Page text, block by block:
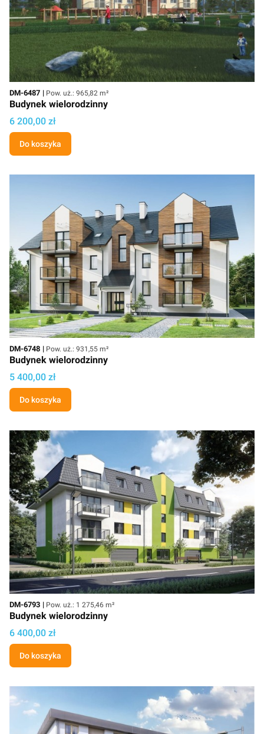
Kod
DM-6487 Powierzchnia użytkowa
Pow. uż.: 965,82 m²
Budynek wielorodzinny
Cena projektu
6 200,00 zł
Do koszyka
Kod
DM-6748 Powierzchnia użytkowa
Pow. uż.: 931,55 m²
Budynek wielorodzinny
Cena projektu
5 400,00 zł
Do koszyka
Kod
DM-6793 Powierzchnia użytkowa
Pow. uż.: 1 275,46 m²
Budynek wielorodzinny
Cena projektu
6 400,00 zł
Do koszyka